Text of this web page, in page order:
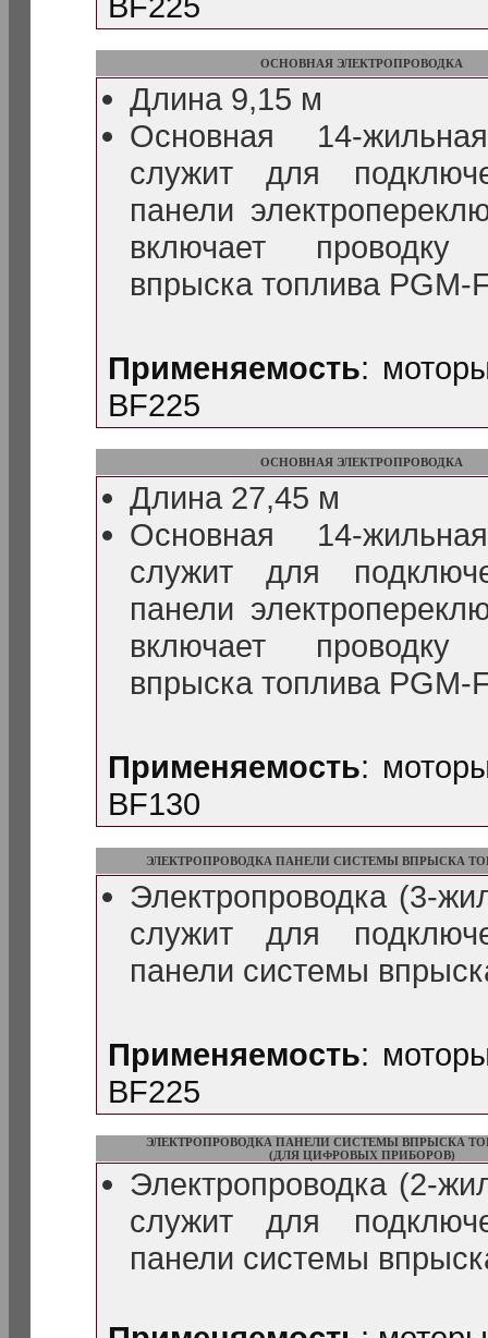
ОСНОВНАЯ ЭЛЕКТРОПРОВОДКА
Длина 9,15 м
Основная 14-
служит для
панели
включает
впрыска топлива PGM-
Применяемость:
BF225
ОСНОВНАЯ ЭЛЕКТРОПРОВОДКА
Длина 27,45 м
Основная 14-
служит для
панели
включает
впрыска топлива PGM-
Применяемость:
BF130
ЭЛЕКТРОПРОВОДКА ПАНЕЛИ СИСТЕМЫ ВПРЫСКА
Электропроводка (3-
служит для
панели системы
Применяемость:
BF225
ЭЛЕКТРОПРОВОДКА ПАНЕЛИ СИСТЕМЫ ВПРЫСКА
(ДЛЯ ЦИФРОВЫХ ПРИБОРОВ)
Электропроводка (2-
служит для
панели системы